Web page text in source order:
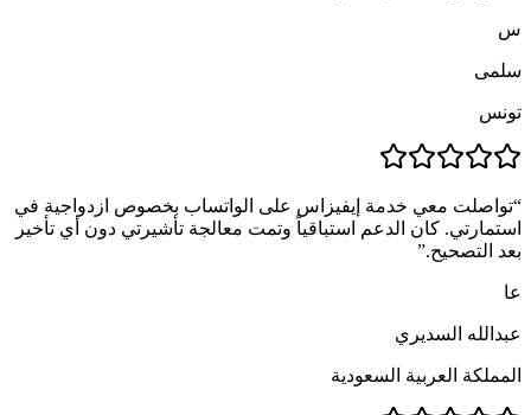
س
سلمى
تونس
“تواصلت معي خدمة إيفيزاس على الواتساب بخصوص ازدواجية في
استمارتي. كان الدعم استباقياً وتمت معالجة تأشيرتي دون أي تأخير
بعد التصحيح.”
عا
عبدالله السديري
المملكة العربية السعودية